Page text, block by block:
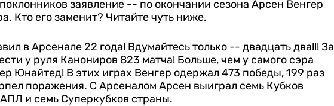
заявление -- по окончании сезона Арсен Венгер
Кто его заменит? Читайте чуть ниже.
в Арсенале 22 года! Вдумайтесь только -- двадцать два!!! За
у руля Канониров 823 матча! Больше, чем у самого сэра
Юнайтед! В этих играх Венгер одержал 473 победы, 199 раз
поражения. С Арсеналом Арсен выиграл семь Кубков
и семь Суперкубков страны.